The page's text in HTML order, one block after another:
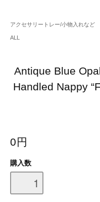
アクセサリートレー/小物入れなど
ALL
Antique Blue
Handled Nappy
0円
購入数